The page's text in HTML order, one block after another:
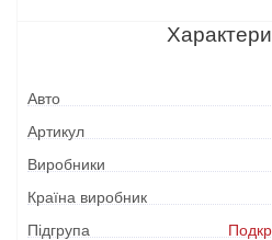
Авто
Артикул
Виробники
Країна виробник
Підгрупа